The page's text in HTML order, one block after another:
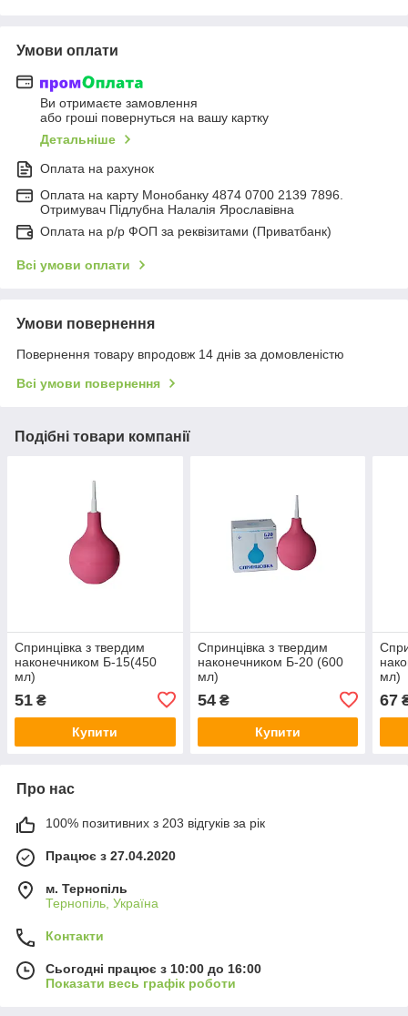
Умови оплати
Ви отримаєте замовлення
або гроші повернуться на вашу картку
Детальніше
Оплата на рахунок
Оплата на карту Монобанку 4874 0700 2139 7896.
Отримувач Підлубна Налалія Ярославівна
Оплата на р/р ФОП за реквізитами (Приватбанк)
Всі умови оплати
Умови повернення
Повернення товару впродовж 14 днів за домовленістю
Всі умови повернення
Подібні товари компанії
Спринцівка з твердим
наконечником Б-15(450
мл)
51 ₴
Купити
Спринцівка з твердим
наконечником Б-20 (600
мл)
54₴
Купити
мл)
67
Про нас
100% позитивних з 203 відгуків за рік
Працює з 27.04.2020
м. Тернопіль
Тернопіль, Україна
Контакти
Сьогодні працює з 10:00 до 16:00
Показати весь графік роботи